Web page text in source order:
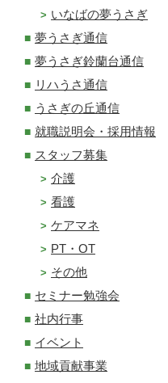
いなばの夢うさぎ
夢うさぎ通信
夢うさぎ鈴蘭台通信
リハうさ通信
うさぎの丘通信
就職説明会・採用情報
スタッフ募集
介護
看護
ケアマネ
PT・OT
その他
セミナー勉強会
社内行事
イベント
地域貢献事業